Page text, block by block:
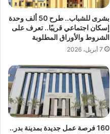
بشرى للشباب.. طرح 50 ألف وحدة
إسكان اجتماعي قريبًا.. تعرف على
الشروط والأوراق المطلوبة
7 أبريل، 2026
160 فرصة عمل جديدة بمدينة بدر..